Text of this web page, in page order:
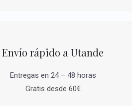
Envío rápido a Utande
Entregas en 24 – 48 horas
Gratis desde 60€